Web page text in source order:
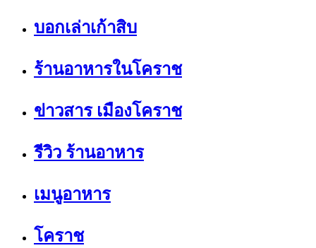
บอกเล่าเก้าสิบ
ร้านอาหารในโคราช
ข่าวสาร เมืองโคราช
รีวิว ร้านอาหาร
เมนูอาหาร
โคราช